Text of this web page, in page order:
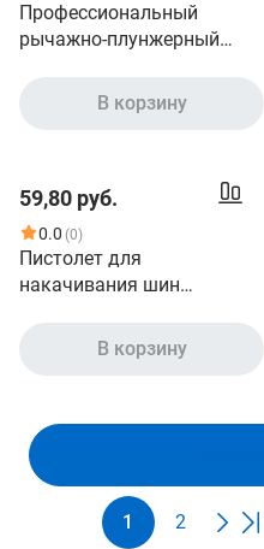
Профессиональный
рычажно-плунжерный
черный, 500 мл 30015
В корзину
59,80 руб.
0.0 (0)
Пистолет для
накачивания шин
В корзину
1 2